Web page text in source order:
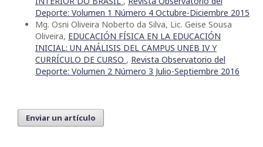
Deporte: Volumen 1 Número 4 Octubre-Diciembre 2015
Mg. Osni Oliveira Noberto da Silva, Lic. Geise Sousa
Oliveira, EDUCACIÓN FÍSICA EN LA EDUCACIÓN
INICIAL: UN ANÁLISIS DEL CAMPUS UNEB IV Y
CURRÍCULO DE CURSO , Revista Observatorio del
Deporte: Volumen 2 Número 3 Julio-Septiembre 2016
Enviar un artículo